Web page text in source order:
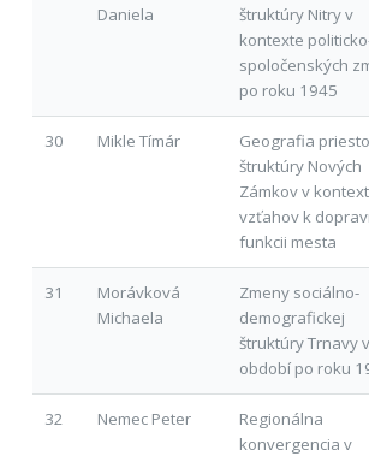
Daniela
štruktúry Nitry v
kontexte
spoločenských
po roku 1945
30 Mikle Tímár
Geografia
štruktúry Nových
Zámkov v
vzťahov k
funkcii mesta
31
Morávková
Michaela
Zmeny sociálno-
demografickej
štruktúry Trnavy v
období po roku
32 Nemec Peter
Regionálna
konvergencia v